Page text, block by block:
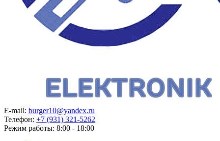
E-mail: burger10@yandex.ru
Телефон: +7 (931) 321-5262
Режим работы: 8:00 - 18:00